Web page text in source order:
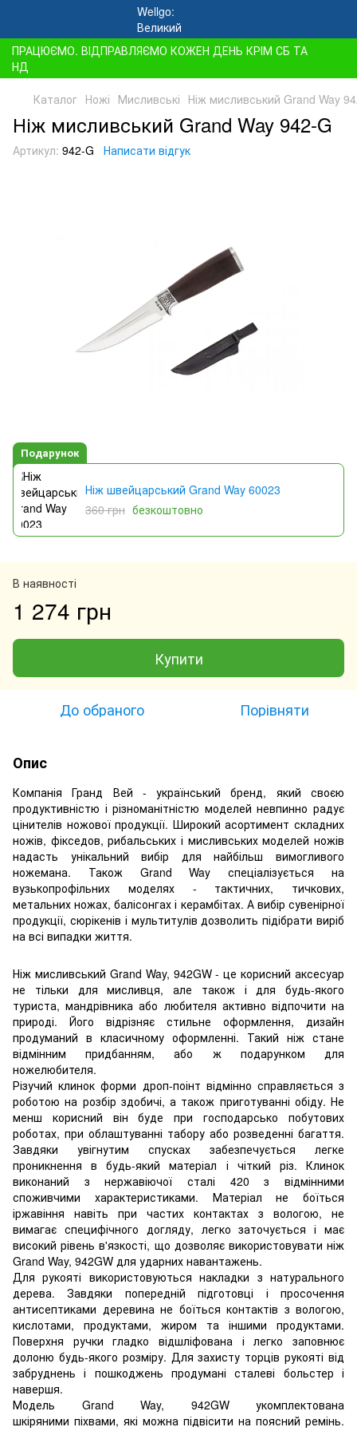
ПРАЦЮЄМО. ВІДПРАВЛЯЄМО КОЖЕН ДЕНЬ КРІМ СБ ТА
НД
Каталог Ножі Мисливські Ніж мисливський Grand Way
Ніж мисливський Grand Way 942-G
Артикул: 942-G Написати відгук
Подарунок
Ніж швейцарський Grand Way 60023
360 грн безкоштовно
В наявності
1 274 грн
Купити
До обраного Порівняти
Опис
Компанія Гранд Вей - український бренд, який своєю
продуктивністю і різноманітністю моделей невпинно радує
цінителів ножової продукції. Широкий асортимент складних
ножів, фікседов, рибальських і мисливських моделей ножів
надасть унікальний вибір для найбільш вимогливого
ножемана. Також Grand Way спеціалізується на
вузькопрофільних моделях - тактичних, тичкових,
метальних ножах, балісонгах і керамбітах. А вибір сувенірної
продукції, сюрікенів і мультитулів дозволить підібрати виріб
на всі випадки життя.
Ніж мисливський Grand Way, 942GW - це корисний аксесуар
не тільки для мисливця, але також і для будь-якого
туриста, мандрівника або любителя активно відпочити на
природі. Його відрізняє стильне оформлення, дизайн
продуманий в класичному оформленні. Такий ніж стане
відмінним придбанням, або ж подарунком для
ножелюбителя.
Різучий клинок форми дроп-поінт відмінно справляється з
роботою на розбір здобичі, а також приготуванні обіду. Не
менш корисний він буде при господарсько побутових
роботах, при облаштуванні табору або розведенні багаття.
Завдяки увігнутим спусках забезпечується легке
проникнення в будь-який матеріал і чіткий різ. Клинок
виконаний з нержавіючої сталі 420 з відмінними
споживчими характеристиками. Матеріал не боїться
іржавіння навіть при частих контактах з вологою, не
вимагає специфічного догляду, легко заточується і має
високий рівень в'язкості, що дозволяє використовувати ніж
Grand Way, 942GW для ударних навантажень.
Для рукояті використовуються накладки з натурального
дерева. Завдяки попередній підготовці і просочення
антисептиками деревина не боїться контактів з вологою,
кислотами, продуктами, жиром та іншими продуктами.
Поверхня ручки гладко відшліфована і легко заповнює
долоню будь-якого розміру. Для захисту торців рукояті від
забруднень і пошкоджень продумані сталеві больстер і
навершя.
Модель Grand Way, 942GW укомплектована
шкіряними піхвами, які можна підвісити на поясний ремінь.